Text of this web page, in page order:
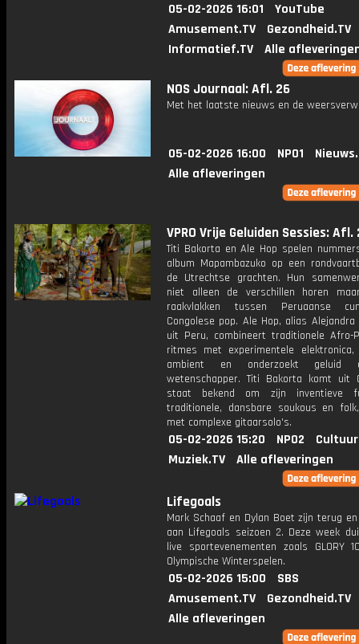
05-02-2026 16:01
YouTube
Amusement.TV
Gezondheid.TV
Informatief.TV
Alle
NOS Journaal: Afl. 26
Met het laatste nieuws en de
05-02-2026 16:00 NPO1
Alle afleveringen
VPRO Vrije Geluiden Sessies: Afl.
Titi Bakorta en Ale Hop spelen
album Mapambazuko op een
de Utrechtse grachten. Hun
niet alleen de verschillen horen
raakvlakken tussen Peruaanse
Congolese pop. Ale Hop, alias Alejandra
uit Peru, combineert traditionele Afro-
ritmes met experimentele
ambient en onderzoekt geluid
wetenschapper. Titi Bakorta komt uit
staat bekend om zijn inventieve
traditionele, dansbare soukous en
met complexe gitaarsolo's.
05-02-2026 15:20 NPO2
Muziek.TV
Alle afleveringen
Lifegoals
Mark Schaaf en Dylan Boet zijn terug
aan Lifegoals seizoen 2. Deze week
live sportevenementen zoals GLORY
Olympische Winterspelen.
05-02-2026 15:00
SBS
Amusement.TV
Gezondheid.TV
Alle afleveringen